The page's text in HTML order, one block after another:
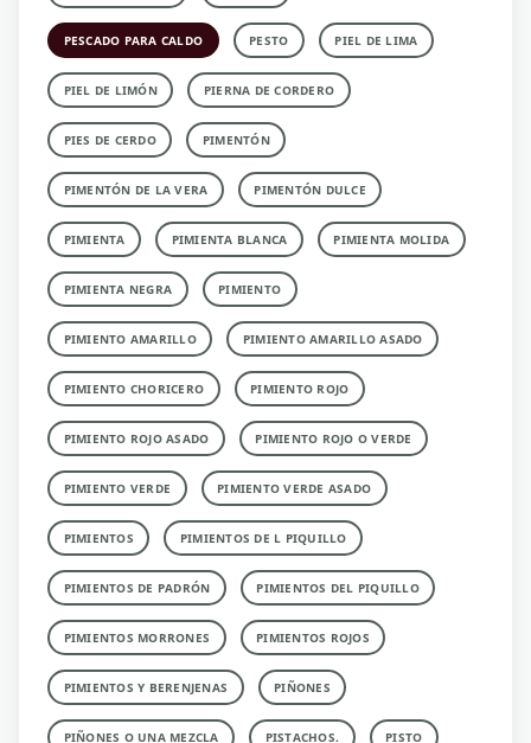
PESCADO PARA CALDO PESTO PIEL DE LIMA
PIEL DE LIMÓN PIERNA DE CORDERO
PIES DE CERDO PIMENTÓN
PIMENTÓN DE LA VERA PIMENTÓN DULCE
PIMIENTA PIMIENTA BLANCA PIMIENTA MOLIDA
PIMIENTA NEGRA PIMIENTO
PIMIENTO AMARILLO PIMIENTO AMARILLO ASADO
PIMIENTO CHORICERO PIMIENTO ROJO
PIMIENTO ROJO ASADO PIMIENTO ROJO O VERDE
PIMIENTO VERDE PIMIENTO VERDE ASADO
PIMIENTOS PIMIENTOS DE L PIQUILLO
PIMIENTOS DE PADRÓN PIMIENTOS DEL PIQUILLO
PIMIENTOS MORRONES PIMIENTOS ROJOS
PIMIENTOS Y BERENJENAS PIÑONES
PIÑONES O UNA MEZCLA PISTACHOS. PISTO